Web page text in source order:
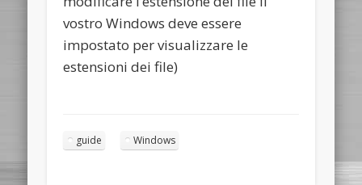
vostro Windows deve essere
impostato per visualizzare le
estensioni dei file)
guide Windows